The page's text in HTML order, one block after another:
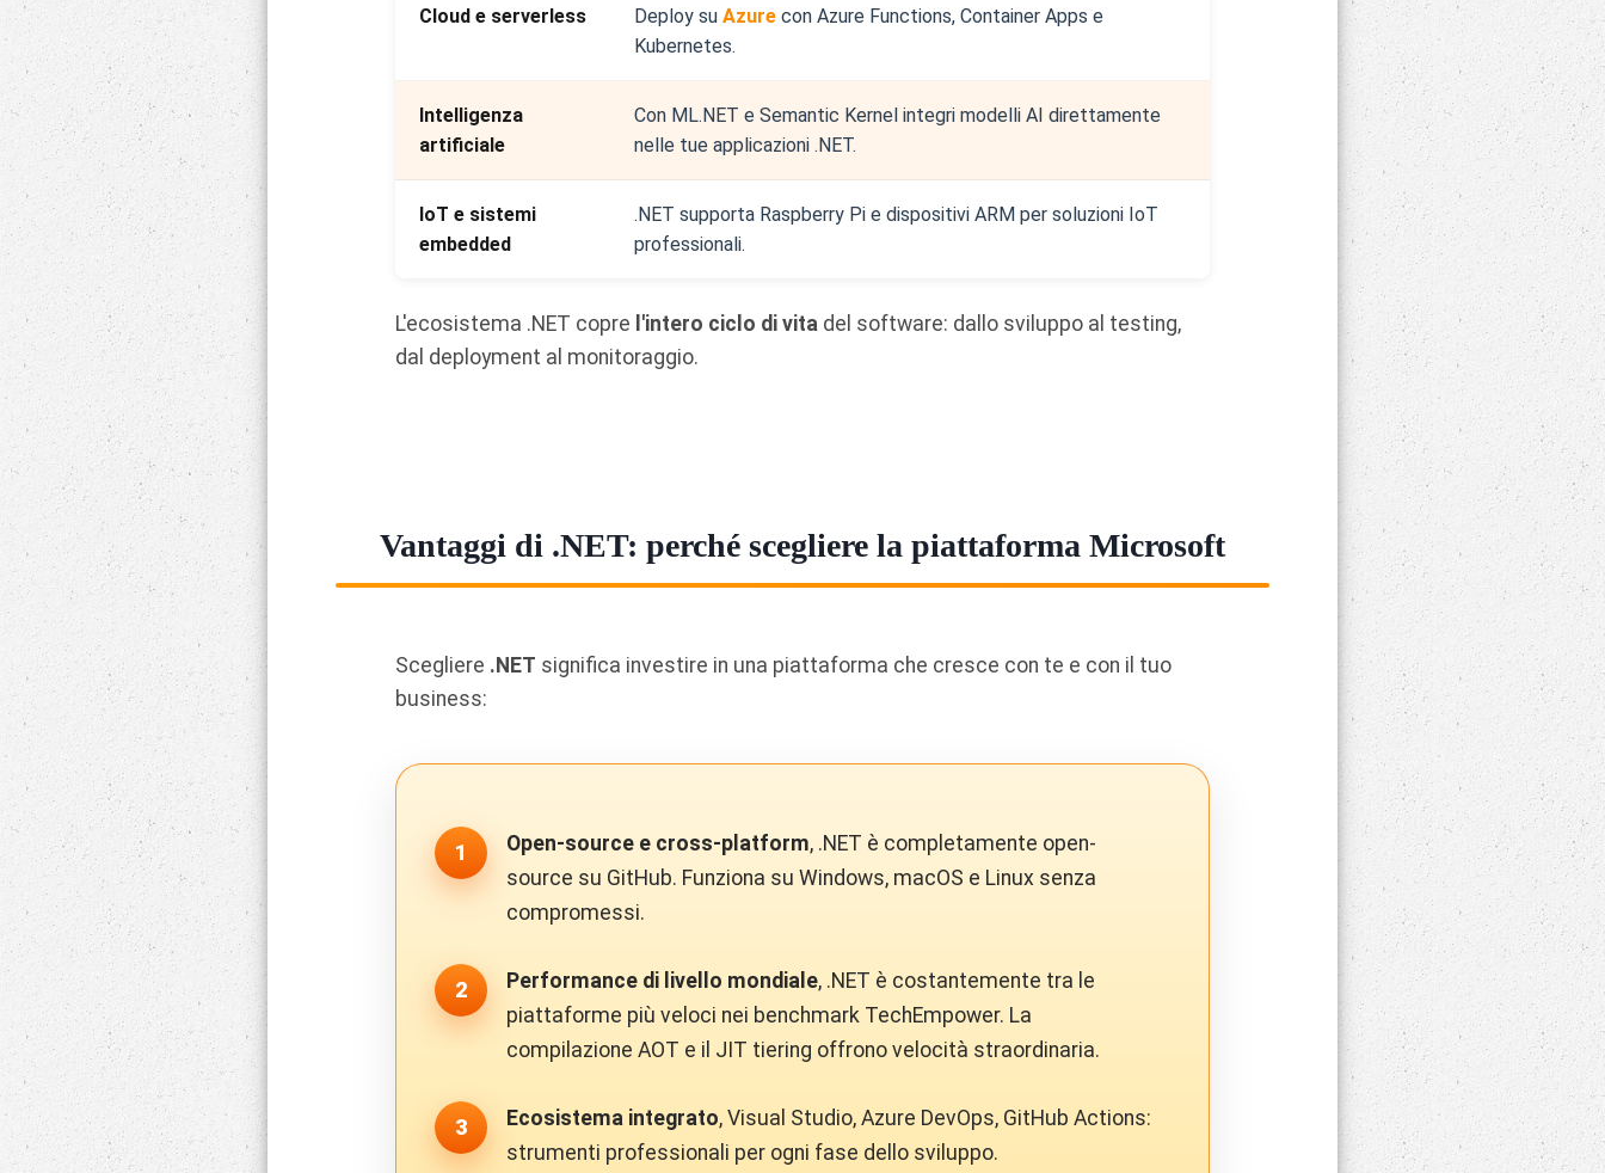
Cloud e serverless Deploy su Azurecon Azure Functions, Container Apps e
Kubernetes.
Intelligenza
artificiale
Con ML.NET e Semantic Kernel integri modelli AI direttamente
nelle tue applicazioni .NET.
IoT e sistemi
embedded
.NET supporta Raspberry Pi e dispositivi ARM per soluzioni IoT
professionali.
L'ecosistema .NET copre l'intero ciclo di vitadel software: dallo sviluppo al testing,
dal deployment al monitoraggio.
Vantaggi di .NET: perché scegliere la piattaforma Microsoft
Scegliere .NET significa investire in una piattaforma che cresce con te e con il tuo
business:
Open-source e cross-platform, .NET è completamente open-
source su GitHub. Funziona su Windows, macOS e Linux senza
compromessi.
Performance di livello mondiale, .NET è costantemente tra le
piattaforme più veloci nei benchmark TechEmpower. La
compilazione AOT e il JIT tiering offrono velocità straordinaria.
Ecosistema integrato, Visual Studio, Azure DevOps, GitHub Actions:
strumenti professionali per ogni fase dello sviluppo.